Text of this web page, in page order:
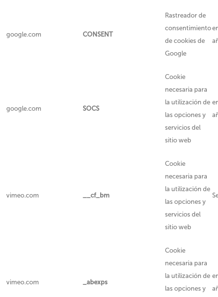
google.com CONSENT
Rastreador de
consentimiento
de cookies de
Google
google.com SOCS
Cookie
necesaria para
la utilización de
las opciones y
servicios del
sitio web
vimeo.com __cf_bm
Cookie
necesaria para
la utilización de
las opciones y
servicios del
sitio web
vimeo.com _abexps
Cookie
necesaria para
la utilización de
las opciones y